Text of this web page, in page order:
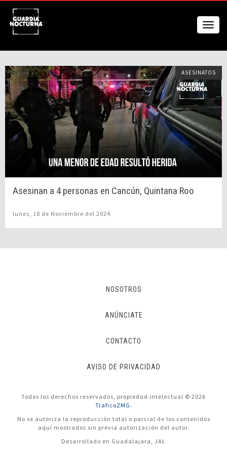
ASESINATOS
Asesinan a 4 personas en Cancún, Quintana Roo
lunes, 18 de Noviembre del 2024
NOSOTROS
ANÚNCIATE
CONTACTO
AVISO DE PRIVACIDAD
Todos los derechos reservados, propiedad intelectual © 2026
TraficoZMG.
No se autoriza la reproducción total o parcial de los contenidos
aquí mostrados sin previa autorización del autor.
Desarrollado en Guadalajara, JAL